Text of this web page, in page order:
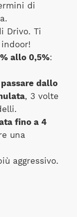
di
Drivo. Ti
allo 0,5%:
dallo
, 3 volte
fino a 4
una
aggressivo.